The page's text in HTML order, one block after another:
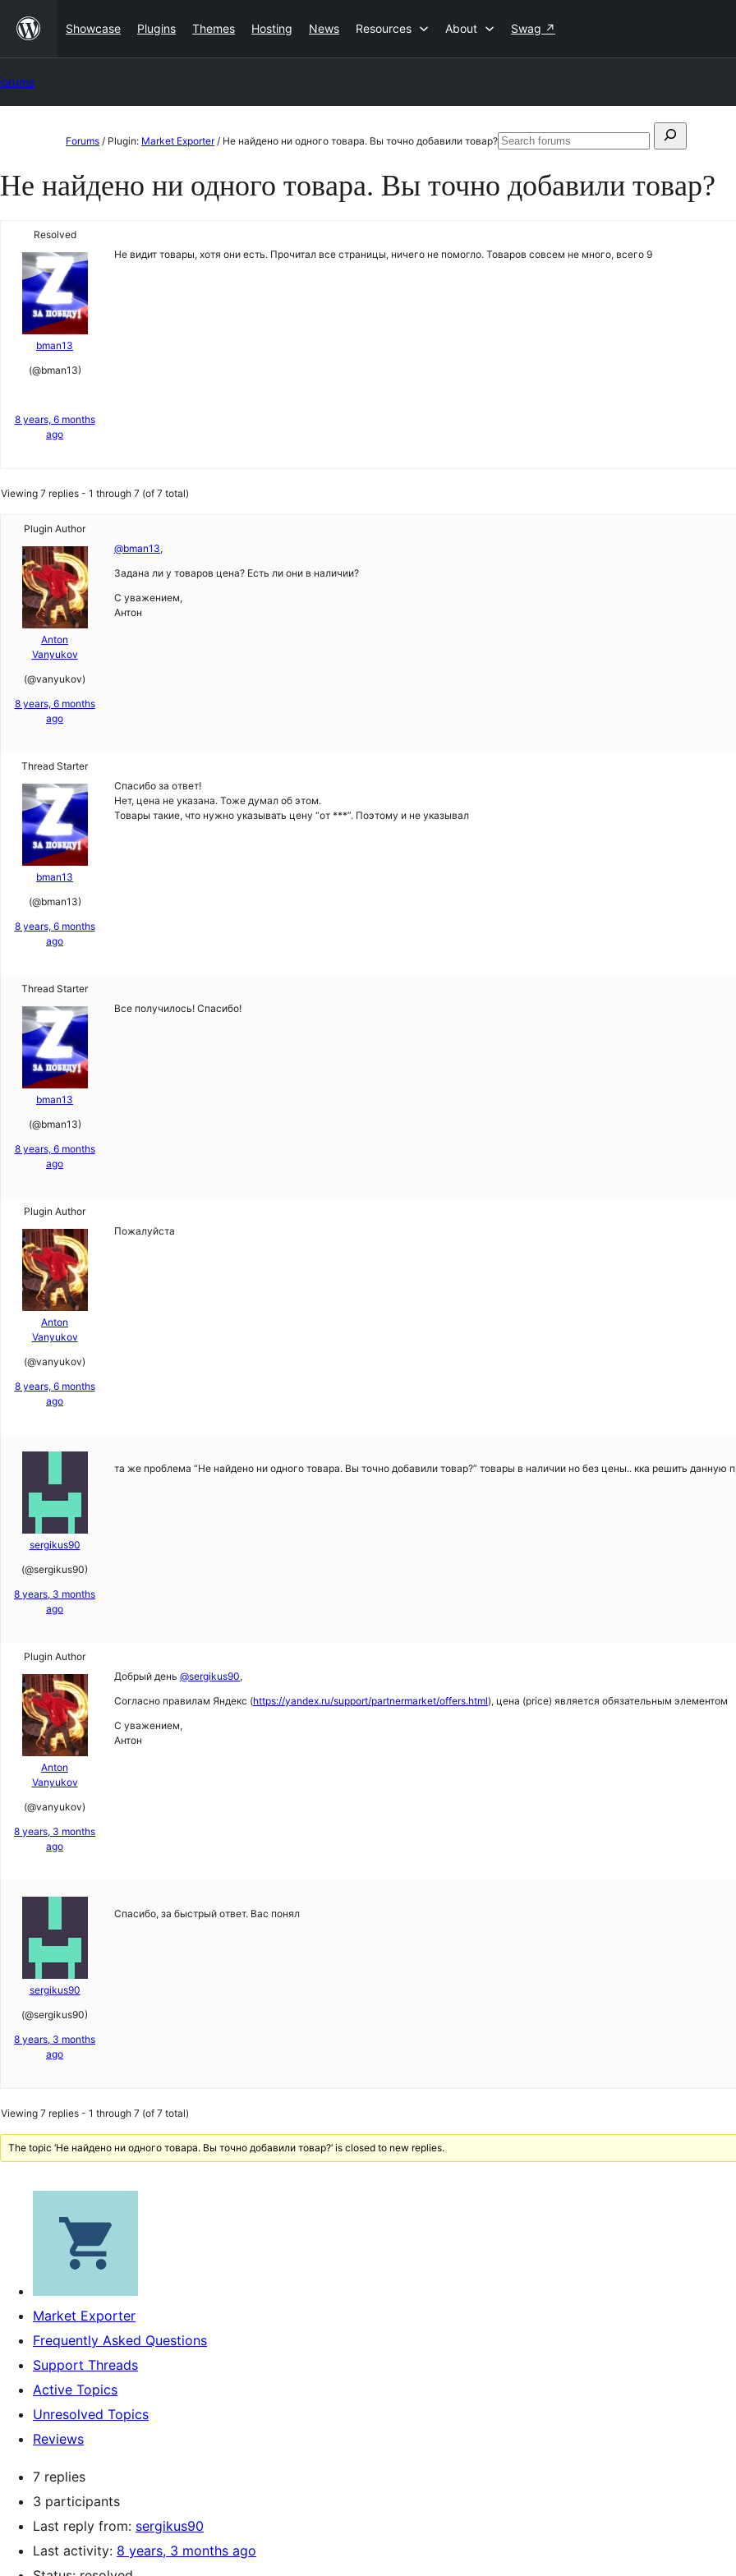
content
Showcase Plugins Themes Hosting News Resources About Swag ↗
content
Forums / Plugin: Market Exporter / Не найдено ни одного товара. Вы точно добавили товар?Search
Search
Не найдено ни одного товара. Вы точно добавили товар?
Resolved
bman13
(@bman13)
8 years, 6 months
ago
Не видит товары, хотя они есть. Прочитал все страницы, ничего не помогло. Товаров совсем не много, всего 9
Viewing 7 replies - 1 through 7 (of 7 total)
Plugin Author
Anton
Vanyukov
(@vanyukov)
8 years, 6 months
ago
@bman13,
Задана ли у товаров цена? Есть ли они в наличии?
С уважением,
Антон
Thread Starter
bman13
(@bman13)
8 years, 6 months
ago
Спасибо за ответ!
Нет, цена не указана. Тоже думал об этом.
Товары такие, что нужно указывать цену “от ***”. Поэтому и не указывал
Thread Starter
bman13
(@bman13)
8 years, 6 months
ago
Все получилось! Спасибо!
Plugin Author
Anton
Vanyukov
(@vanyukov)
8 years, 6 months
ago
Пожалуйста
sergikus90
(@sergikus90)
8 years, 3 months
ago
та же проблема “Не найдено ни одного товара. Вы точно добавили товар?” товары в наличии но без цены.. кка решить данную
Plugin Author
Anton
Vanyukov
(@vanyukov)
8 years, 3 months
ago
Добрый день @sergikus90,
Согласно правилам Яндекс (https://yandex.ru/support/partnermarket/offers.html), цена (price) является обязательным элементом
С уважением,
Антон
sergikus90
(@sergikus90)
8 years, 3 months
ago
Спасибо, за быстрый ответ. Вас понял
Viewing 7 replies - 1 through 7 (of 7 total)
The topic ‘Не найдено ни одного товара. Вы точно добавили товар?’ is closed to new replies.
Market Exporter
Frequently Asked Questions
Support Threads
Active Topics
Unresolved Topics
Reviews
7 replies
3 participants
Last reply from: sergikus90
Last activity: 8 years, 3 months ago